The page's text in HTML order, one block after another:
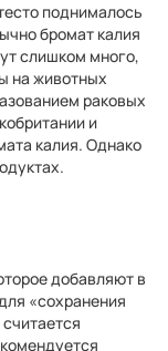
поднималось
бромат калия
слишком много,
на животных
раковых
и
калия. Однако
добавляют в
«сохранения